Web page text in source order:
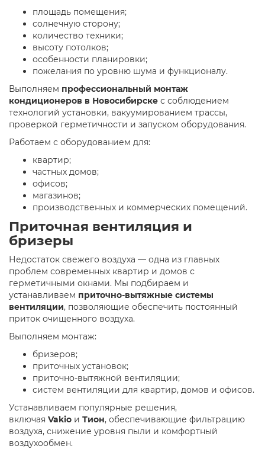
площадь помещения;
солнечную сторону;
количество техники;
высоту потолков;
особенности планировки;
пожелания по уровню шума и функционалу.
Выполняем профессиональный монтаж
кондиционеров в Новосибирске с соблюдением
технологий установки, вакуумированием трассы,
проверкой герметичности и запуском оборудования.
Работаем с оборудованием для:
квартир;
частных домов;
офисов;
магазинов;
производственных и коммерческих помещений.
Приточная вентиляция и
бризеры
Недостаток свежего воздуха — одна из главных
проблем современных квартир и домов с
герметичными окнами. Мы подбираем и
устанавливаем приточно-вытяжные системы
вентиляции, позволяющие обеспечить постоянный
приток очищенного воздуха.
Выполняем монтаж:
бризеров;
приточных установок;
приточно-вытяжной вентиляции;
систем вентиляции для квартир, домов и офисов.
Устанавливаем популярные решения,
включая Vakio и Тион, обеспечивающие фильтрацию
воздуха, снижение уровня пыли и комфортный
воздухообмен.